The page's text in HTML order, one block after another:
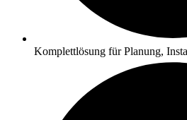
Komplettlösung für Planung,